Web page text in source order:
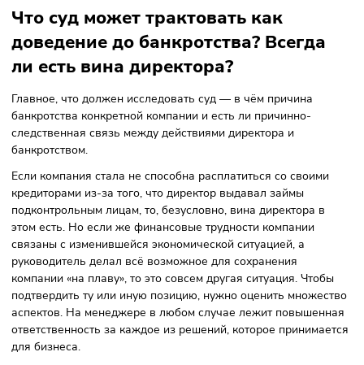
На практике директоров чаще всего привлекают к
ответственности за непередачу документов и
убыточных сделок.
Фото: Melinda Gimpel, Unsplash